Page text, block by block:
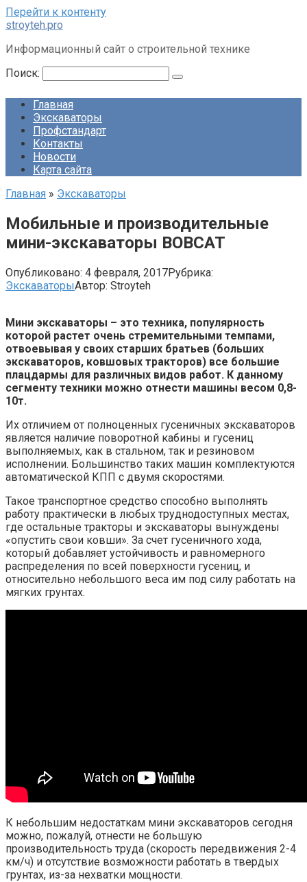
Перейти к контенту
stroyteh.pro
Информационный сайт о строительной технике
Поиск:
Главная
Экскаваторы
Профстандарт
Контакты
Новости
Карта сайта
Главная » Экскаваторы
Мобильные и производительные
мини-экскаваторы BOBCAT
Опубликовано: 4 февраля, 2017Рубрика:
ЭкскаваторыАвтор: Stroyteh
Мини экскаваторы – это техника, популярность
которой растет очень стремительными темпами,
отвоевывая у своих старших братьев (больших
экскаваторов, ковшовых тракторов) все большие
плацдармы для различных видов работ. К данному
сегменту техники можно отнести машины весом 0,8-
10т.
Их отличием от полноценных гусеничных экскаваторов
является наличие поворотной кабины и гусениц
выполняемых, как в стальном, так и резиновом
исполнении. Большинство таких машин комплектуются
автоматической КПП с двумя скоростями.
Такое транспортное средство способно выполнять
работу практически в любых труднодоступных местах,
где остальные тракторы и экскаваторы вынуждены
«опустить свои ковши». За счет гусеничного хода,
который добавляет устойчивость и равномерного
распределения по всей поверхности гусениц, и
относительно небольшого веса им под силу работать на
мягких грунтах.
К небольшим недостаткам мини экскаваторов сегодня
можно, пожалуй, отнести не большую
производительность труда (скорость передвижения 2-4
км/ч) и отсутствие возможности работать в твердых
грунтах, из-за нехватки мощности.